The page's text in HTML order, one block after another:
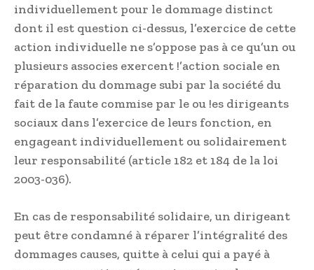
individuellement pour le dommage distinct
dont il est question ci-dessus, l’exercice de cette
action individuelle ne s’oppose pas à ce qu’un ou
plusieurs associes exercent !’action sociale en
réparation du dommage subi par la société du
fait de la faute commise par le ou !es dirigeants
sociaux dans l’exercice de leurs fonction, en
engageant individuellement ou solidairement
leur responsabilité (article 182 et 184 de la loi
2003-036).
En cas de responsabilité solidaire, un dirigeant
peut être condamné à réparer l’intégralité des
dommages causes, quitte à celui qui a payé à